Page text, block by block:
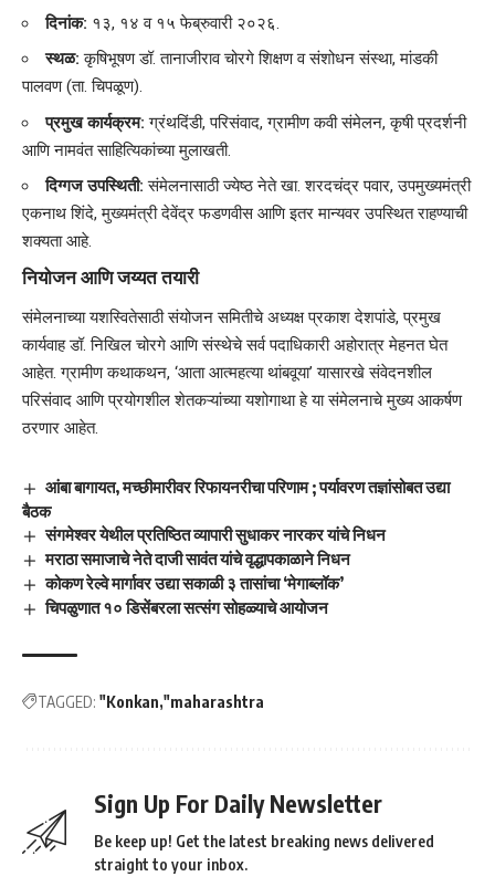
दिनांक: १३, १४ व १५ फेब्रुवारी २०२६.
स्थळ: कृषिभूषण डॉ. तानाजीराव चोरगे शिक्षण व संशोधन संस्था, मांडकी
पालवण (ता. चिपळूण).
प्रमुख कार्यक्रम: ग्रंथदिंडी, परिसंवाद, ग्रामीण कवी संमेलन, कृषी प्रदर्शनी
आणि नामवंत साहित्यिकांच्या मुलाखती.
दिग्गज उपस्थिती: संमेलनासाठी ज्येष्ठ नेते खा. शरदचंद्र पवार, उपमुख्यमंत्री
एकनाथ शिंदे, मुख्यमंत्री देवेंद्र फडणवीस आणि इतर मान्यवर उपस्थित राहण्याची
शक्यता आहे.
नियोजन आणि जय्यत तयारी
​संमेलनाच्या यशस्वितेसाठी संयोजन समितीचे अध्यक्ष प्रकाश देशपांडे, प्रमुख
कार्यवाह डॉ. निखिल चोरगे आणि संस्थेचे सर्व पदाधिकारी अहोरात्र मेहनत घेत
आहेत. ग्रामीण कथाकथन, ‘आता आत्महत्या थांबवूया’ यासारखे संवेदनशील
परिसंवाद आणि प्रयोगशील शेतकऱ्यांच्या यशोगाथा हे या संमेलनाचे मुख्य आकर्षण
ठरणार आहेत.
आंबा बागायत, मच्छीमारीवर रिफायनरीचा परिणाम ; पर्यावरण तज्ञांसोबत उद्या
बैठक
संगमेश्वर येथील प्रतिष्ठित व्यापारी सुधाकर नारकर यांचे निधन
मराठा समाजाचे नेते दाजी सावंत यांचे वृद्धापकाळाने निधन
कोकण रेल्वे मार्गावर उद्या सकाळी ३ तासांचा ‘मेगाब्लॉक’
चिपळुणात १० डिसेंबरला सत्संग सोहळ्याचे आयोजन
TAGGED: "Konkan "maharashtra
Sign Up For Daily Newsletter
Be keep up! Get the latest breaking news delivered
straight to your inbox.